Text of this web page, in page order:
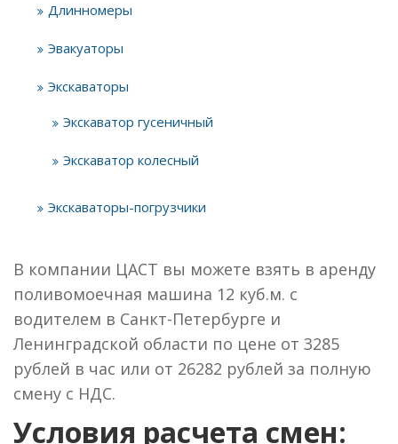
Длинномеры
Эвакуаторы
Экскаваторы
Экскаватор гусеничный
Экскаватор колесный
Экскаваторы-погрузчики
В компании ЦАСТ вы можете взять в аренду
поливомоечная машина 12 куб.м. с
водителем в Санкт-Петербурге и
Ленинградской области по цене от 3285
рублей в час или от 26282 рублей за полную
смену с НДС.
Условия расчета смен: